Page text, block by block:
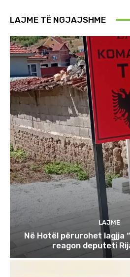
LAJME TË NGJAJSHME
LAJME
Në Hotël përurohet lagjja
reagon deputeti